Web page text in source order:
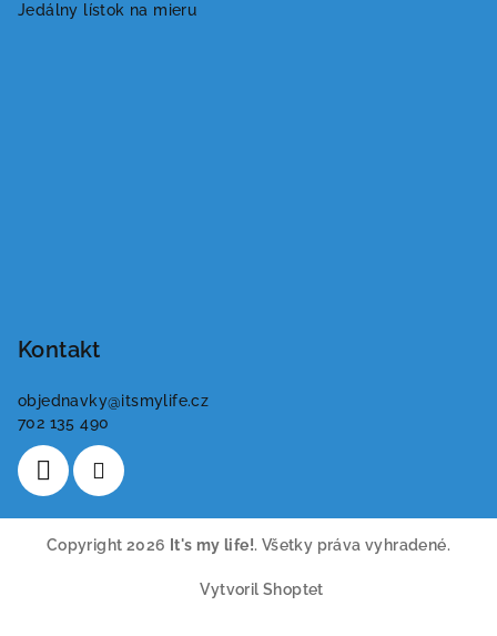
Jedálny lístok na mieru
Kontakt
objednavky@itsmylife.cz
702 135 490
Copyright 2026 It's my life!. Všetky práva vyhradené.
Vytvoril Shoptet